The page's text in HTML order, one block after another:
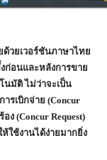
ด้วยเวอร์ชันภาษาไทย
ก่อนและหลังการขาย
นมัติ ไม่ว่าจะเป็น
ารเบิกจ่าย (Concur
อง (Concur Request)
ใช้งานได้ง่ายมากยิ่ง